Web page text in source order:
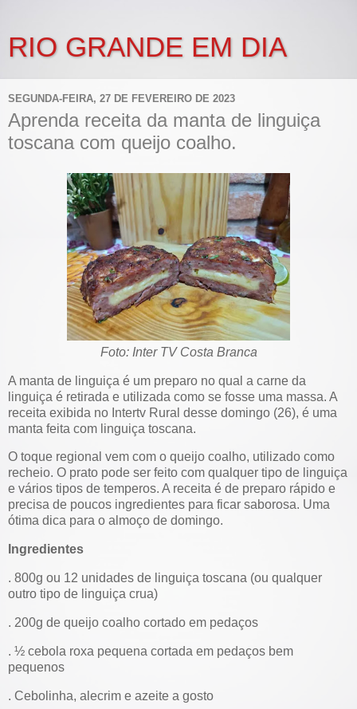
RIO GRANDE EM DIA
SEGUNDA-FEIRA, 27 DE FEVEREIRO DE 2023
Aprenda receita da manta de linguiça
toscana com queijo coalho.
Foto: Inter TV Costa Branca
A manta de linguiça é um preparo no qual a carne da
linguiça é retirada e utilizada como se fosse uma massa. A
receita exibida no Intertv Rural desse domingo (26), é uma
manta feita com linguiça toscana.
O toque regional vem com o queijo coalho, utilizado como
recheio. O prato pode ser feito com qualquer tipo de linguiça
e vários tipos de temperos. A receita é de preparo rápido e
precisa de poucos ingredientes para ficar saborosa. Uma
ótima dica para o almoço de domingo.
Ingredientes
. 800g ou 12 unidades de linguiça toscana (ou qualquer
outro tipo de linguiça crua)
. 200g de queijo coalho cortado em pedaços
. ½ cebola roxa pequena cortada em pedaços bem
pequenos
. Cebolinha, alecrim e azeite a gosto